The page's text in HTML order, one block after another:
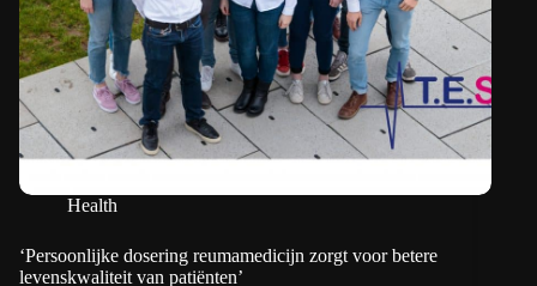
Health
‘Persoonlijke dosering reumamedicijn zorgt voor betere
levenskwaliteit van patiënten’